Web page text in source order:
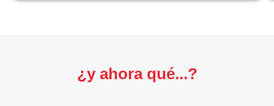
¿y ahora qué...?